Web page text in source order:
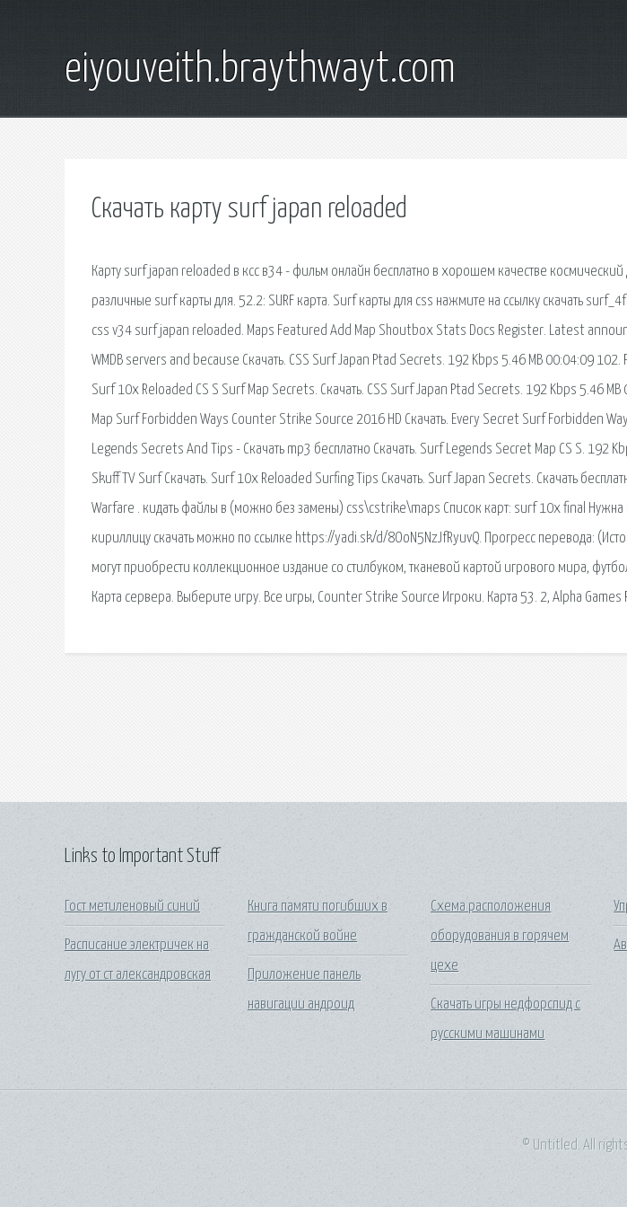
eiyouveith.braythwayt.com
Скачать карту surf japan reloaded
Карту surf japan reloaded в ксс в34 - фильм онлайн бесплатно в хорошем качестве
различные surf карты для. 52.2: SURF карта. Surf карты для css нажмите на ссылку скачать
css v34 surf japan reloaded. Maps Featured Add Map Shoutbox Stats Docs Register. Latest
WMDB servers and because Скачать. CSS Surf Japan Ptad Secrets. 192 Kbps 5.46 MB 00:04:09
Surf 10x Reloaded CS S Surf Map Secrets. Скачать. CSS Surf Japan Ptad Secrets. 192 Kbps 5.46 MB
Map Surf Forbidden Ways Counter Strike Source 2016 HD Скачать. Every Secret Surf Forbidden
Legends Secrets And Tips - Скачать mp3 бесплатно Скачать. Surf Legends Secret Map CS S. 192
Skuff TV Surf Скачать. Surf 10x Reloaded Surfing Tips Скачать. Surf Japan Secrets. Скачать
Warfare . кидать файлы в (можно без замены) css\cstrike\maps Список карт: surf 10x final
кириллицу скачать можно по ссылке https://yadi.sk/d/8OoN5NzJfRyuvQ. Прогресс перевода:
могут приобрести коллекционное издание со стилбуком, тканевой картой игрового мира,
Карта сервера. Выберите игру. Все игры, Counter Strike Source Игроки. Карта 53. 2, Alpha Games
Links to Important Stuff
Гост метиленовый синий
Расписание электричек на
лугу от ст александровская
Книга памяти погибших в
гражданской войне
Приложение панель
навигации андроид
Схема расположения
оборудования в горячем
цехе
Скачать игры недфорспид с
русскими машинами
© Untitled. All